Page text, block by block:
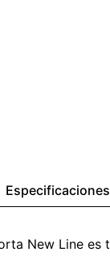
Especificaciones
New Line